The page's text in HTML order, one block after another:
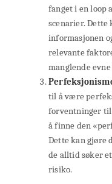
fanget i en loop
scenarier.
informasjonen
relevante
manglende
til å være
forventninger til
å finne den
Dette kan gjøre
de alltid søker
risiko.